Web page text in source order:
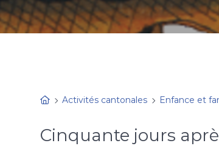
Activités cantonales Enfance et
Cinquante jours